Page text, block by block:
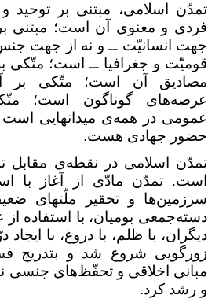
تمدّن اسلامی، مبتنی بر توحید و
فردی و معنوی آن است؛ مبتنی
جهت انسانیّت ــ و نه از جهت
قومیّت و جغرافیا ــ است؛ متّکی
مصادیق آن است؛ متّکی بر
عرصه‌های گوناگون است؛
عمومی در همه‌ی میدانهایی است
حضور جهادی هست.
تمدّن اسلامی در نقطه‌ی مقابل
است. تمدّن مادّی از آغاز با
سرزمین‌ها و تحقیر ملّتهای
دسته‌جمعی بومیان، با استفاده
دیگران، با ظلم، با دروغ، با ایجاد
زورگویی شروع شد و بتدریج
مبانی اخلاقی و تحفّظ‌های جنسی
و رشد کرد.